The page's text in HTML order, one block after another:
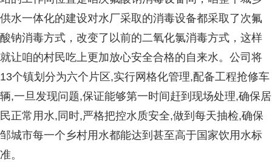
供水一体化的建设对水厂采取的消毒设备都采取了次氟
酸钠消毒方式，改变了以前的二氧化氯消毒方式，这样
就让咱的村民吃上更加放心安全合格的自来水。公司将
13个镇划分为六个片区,实行网格化管理,配备工程抢修车
辆,一旦发现问题,保证能够第一时间赶到现场处理,确保居
民正常用水,同时,严格把控水质安全,做到每天抽检,确保
邹城市每一个乡村用水都能达到甚至高于国家饮用水标
准。